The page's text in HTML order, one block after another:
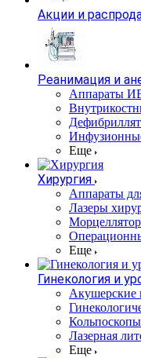
Акции и
Реанимация и
Аппараты
Еще
Хирургия
Аппараты
Лазеры
Еще
Гинекология и
Акушерские
Кольпоскопы
Лазерная
Еще